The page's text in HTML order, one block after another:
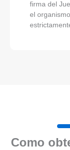
firma del
el
Como